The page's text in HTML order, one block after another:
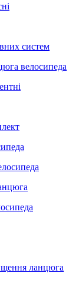
систем
велосипеда
ланцюга